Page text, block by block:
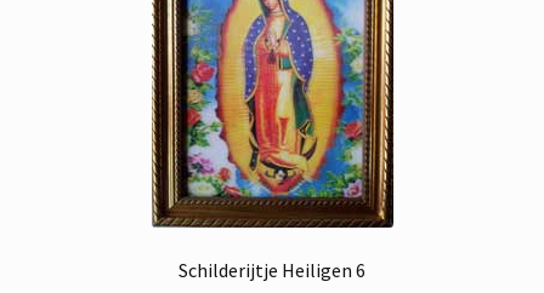
Schilderijtje Heiligen 6